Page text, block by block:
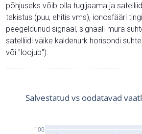
põhjuseks võib olla tugijaama ja
takistus (puu, ehitis vms), ionosfääri
peegeldunud signaal, signaali-müra
satelliidi väike kaldenurk horisondi
või "loojub").
100
Salvestatud vs oodatavad